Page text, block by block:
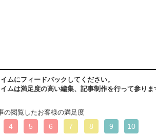
ムにフィードバックしてください。
ムは満足度の高い編集、記事制作を行って参りま
の閲覧したお客様の満足度
4 5 6 7 8 9 10